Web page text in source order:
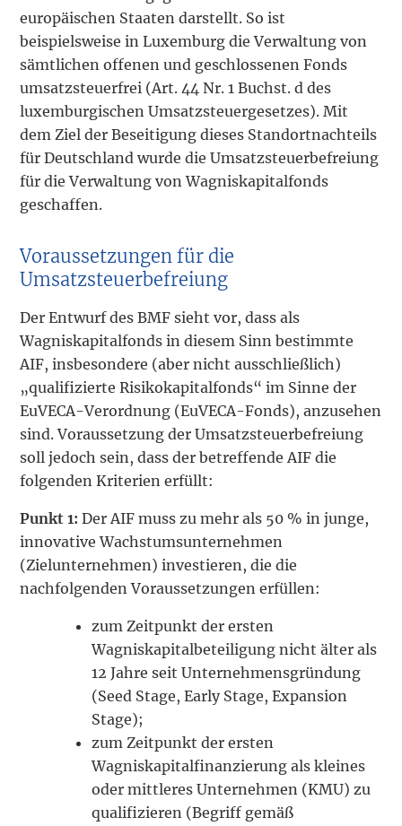
europäischen Staaten darstellt. So ist
beispielsweise in Luxemburg die Verwaltung von
sämtlichen offenen und geschlossenen Fonds
umsatzsteuerfrei (Art. 44 Nr. 1 Buchst. d des
luxemburgischen Umsatzsteuergesetzes). Mit
dem Ziel der Beseitigung dieses Standortnachteils
für Deutschland wurde die Umsatzsteuerbefreiung
für die Verwaltung von Wagniskapitalfonds
geschaffen.
Voraussetzungen für die
Umsatzsteuerbefreiung
Der Entwurf des BMF sieht vor, dass als
Wagniskapitalfonds in diesem Sinn bestimmte
AIF, insbesondere (aber nicht ausschließlich)
„qualifizierte Risikokapitalfonds“ im Sinne der
EuVECA-Verordnung (EuVECA-Fonds), anzusehen
sind. Voraussetzung der Umsatzsteuerbefreiung
soll jedoch sein, dass der betreffende AIF die
folgenden Kriterien erfüllt:
Punkt 1: Der AIF muss zu mehr als 50 % in junge,
innovative Wachstumsunternehmen
(Zielunternehmen) investieren, die die
nachfolgenden Voraussetzungen erfüllen:
zum Zeitpunkt der ersten
Wagniskapitalbeteiligung nicht älter als
12 Jahre seit Unternehmensgründung
(Seed Stage, Early Stage, Expansion
Stage);
zum Zeitpunkt der ersten
Wagniskapitalfinanzierung als kleines
oder mittleres Unternehmen (KMU) zu
qualifizieren (Begriff gemäß